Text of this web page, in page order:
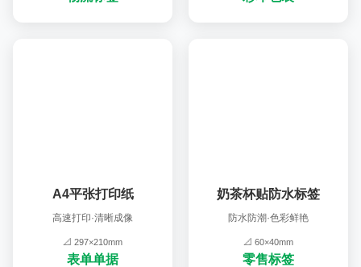
A4平张打印纸
高速打印·清晰成像
📐 297×210mm
表单单据
奶茶杯贴防水标签
防水防潮·色彩鲜艳
📐 60×40mm
零售标签